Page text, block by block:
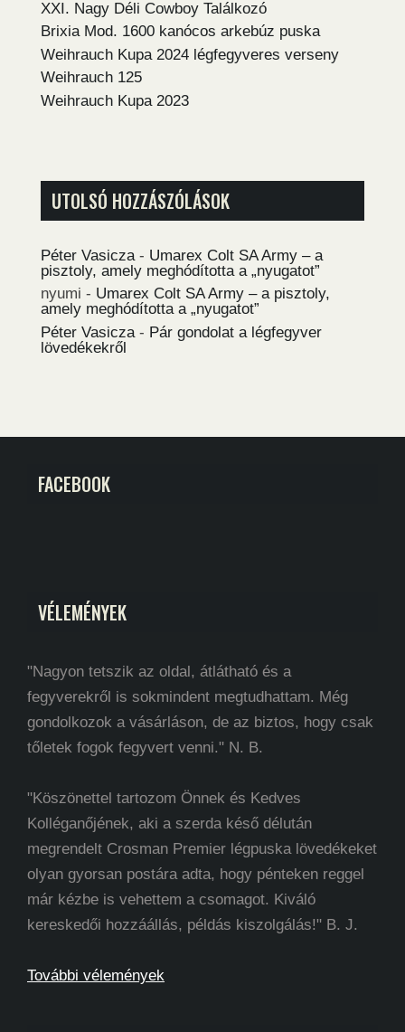
XXI. Nagy Déli Cowboy Találkozó
Brixia Mod. 1600 kanócos arkebúz puska
Weihrauch Kupa 2024 légfegyveres verseny
Weihrauch 125
Weihrauch Kupa 2023
UTOLSÓ HOZZÁSZÓLÁSOK
Péter Vasicza - Umarex Colt SA Army – a
pisztoly, amely meghódította a „nyugatot”
nyumi - Umarex Colt SA Army – a pisztoly,
amely meghódította a „nyugatot”
Péter Vasicza - Pár gondolat a légfegyver
lövedékekről
FACEBOOK
VÉLEMÉNYEK
"Nagyon tetszik az oldal, átlátható és a
fegyverekről is sokmindent megtudhattam. Még
gondolkozok a vásárláson, de az biztos, hogy csak
tőletek fogok fegyvert venni." N. B.
"Köszönettel tartozom Önnek és Kedves
Kolléganőjének, aki a szerda késő délután
megrendelt Crosman Premier légpuska lövedékeket
olyan gyorsan postára adta, hogy pénteken reggel
már kézbe is vehettem a csomagot. Kiváló
kereskedői hozzáállás, példás kiszolgálás!" B. J.
További vélemények